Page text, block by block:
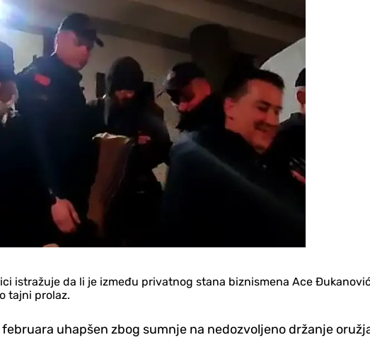
istražuje da li je između privatnog stana biznismena Ace
tajni prolaz.
uhapšen zbog sumnje na nedozvoljeno držanje